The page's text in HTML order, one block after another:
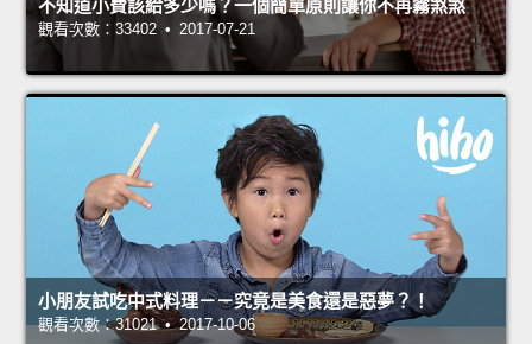
不知道小費該給多少嗎？一個簡單原則讓你不再霧煞煞
觀看次數：33402 • 2017-07-21
小朋友試吃中式料理－－究竟是美食還是惡夢？！
觀看次數：31021 • 2017-10-06